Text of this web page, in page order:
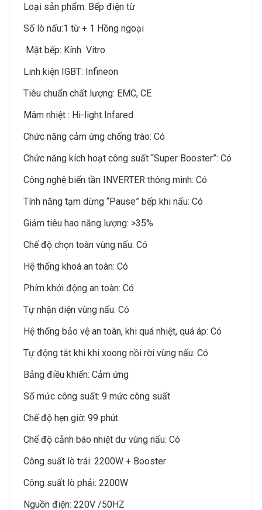
Loại sản phẩm: Bếp điện từ
Số lò nấu:1 từ + 1 Hồng ngoại
Mặt bếp: Kính Vitro
Linh kiện IGBT: Infineon
Tiêu chuẩn chất lượng: EMC, CE
Mâm nhiệt : Hi-light Infared
Chức năng cảm ứng chống trào: Có
Chức năng kích hoạt công suất “Super Booster”: Có
Công nghệ biến tần INVERTER thông minh: Có
Tính năng tạm dừng “Pause” bếp khi nấu: Có
Giảm tiêu hao năng lượng: >35%
Chế độ chọn toàn vùng nấu: Có
Hệ thống khoá an toàn: Có
Phím khởi động an toàn: Có
Tự nhận diện vùng nấu: Có
Hệ thống bảo vệ an toàn, khi quá nhiệt, quá áp: Có
Tự động tắt khi khi xoong nồi rời vùng nấu: Có
Bảng điều khiển: Cảm ứng
Số mức công suất: 9 mức công suất
Chế độ hẹn giờ: 99 phút
Chế độ cảnh báo nhiệt dư vùng nấu: Có
Công suất lò trái: 2200W + Booster
Công suất lò phải: 2200W
Nguồn điện: 220V /50HZ